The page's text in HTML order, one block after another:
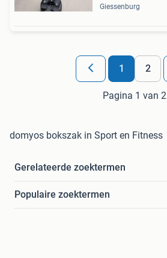
Giessenburg
1 2
Pagina 1 van 2
domyos bokszak in Sport en Fitness
Gerelateerde zoektermen
Populaire zoektermen